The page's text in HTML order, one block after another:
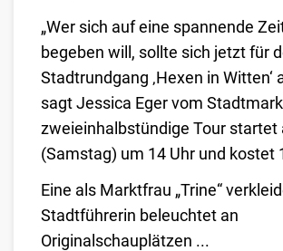
„Wer sich auf eine spannende
begeben will, sollte sich jetzt für
Stadtrundgang ‚Hexen in Witten‘
sagt Jessica Eger vom
zweieinhalbstündige Tour startet
(Samstag) um 14 Uhr und kostet
Eine als Marktfrau „Trine“
Stadtführerin beleuchtet an
Originalschauplätzen ...